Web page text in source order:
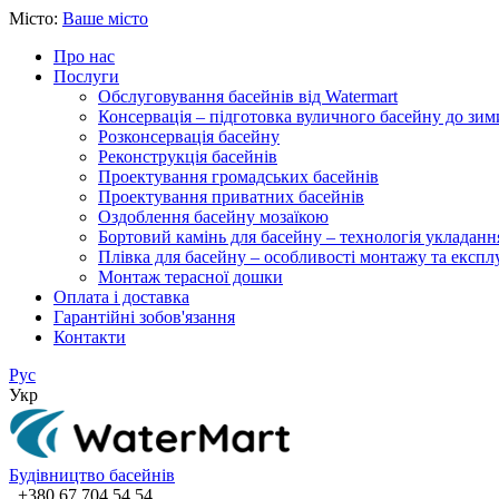
Місто: Ваше місто
Про нас
Послуги
Обслуговування басейнів від Watermart
Консервація – підготовка вуличного басейну до
Розконсервація басейну
Реконструкція басейнів
Проектування громадських басейнів
Проектування приватних басейнів
Оздоблення басейну мозаїкою
Бортовий камінь для басейну – технологія
Плівка для басейну – особливості монтажу та
Монтаж терасної дошки
Оплата і доставка
Гарантійні зобов'язання
Контакти
Рус
Укр
Будівництво басейнів
+380 67 704 54 54